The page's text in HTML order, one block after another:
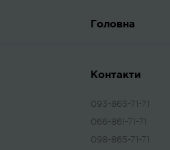
Головна
Контакти
093-865-71-71
066-861-71-71
098-865-71-71